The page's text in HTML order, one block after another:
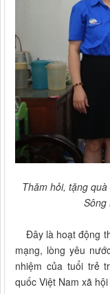
Thăm hỏi, tặng
Sông
Đây là hoạt động
mạng, lòng yêu
nhiệm của tuổi trẻ
quốc Việt Nam xã